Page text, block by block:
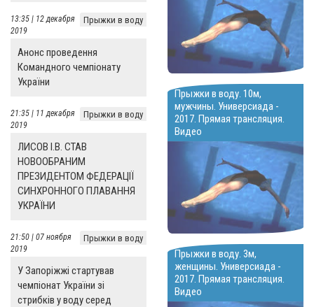
Прыжки в воду
13:35 | 12 декабря
2019
Анонс проведення
Командного чемпіонату
України
Прыжки в воду
21:35 | 11 декабря
2019
ЛИСОВ І.В. СТАВ
НОВООБРАНИМ
ПРЕЗИДЕНТОМ ФЕДЕРАЦІЇ
СИНХРОННОГО ПЛАВАННЯ
УКРАЇНИ
Прыжки в воду
21:50 | 07 ноября
2019
У Запоріжжі стартував
чемпіонат України зі
стрибків у воду серед
Прыжки в воду. 10м,
мужчины. Универсиада -
2017. Прямая трансляция.
Видео
Прыжки в воду. 3м,
женщины. Универсиада -
2017. Прямая трансляция.
Видео